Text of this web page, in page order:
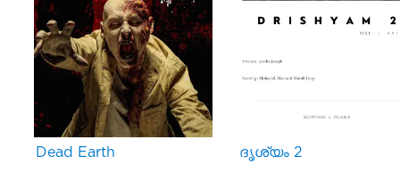
Dead Earth ദൃശ്യം 2